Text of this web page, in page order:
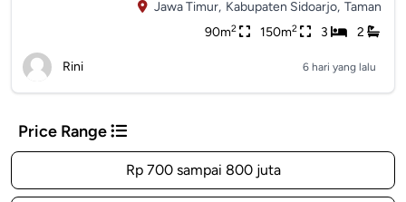
Jawa Timur, Kabupaten Sidoarjo, Taman
90m2 150m2 3 2
Rini 6 hari yang lalu
Price Range
Rp 700 sampai 800 juta